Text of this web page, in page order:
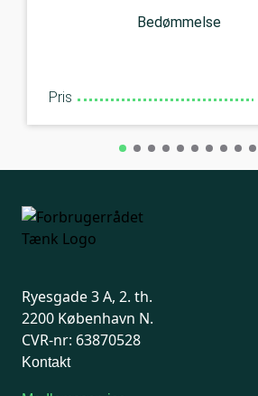
Bedømmelse
Pris
Ryesgade 3 A, 2. th.
2200 København N.
CVR-nr: 63870528
Kontakt